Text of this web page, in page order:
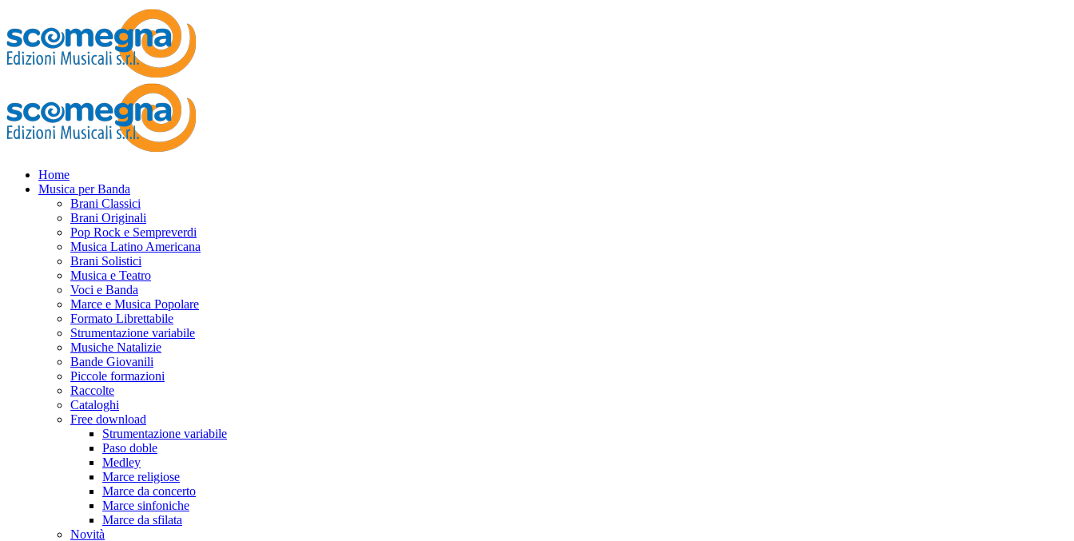
Home
Musica per Banda
Brani Classici
Brani Originali
Pop Rock e Sempreverdi
Musica Latino Americana
Brani Solistici
Musica e Teatro
Voci e Banda
Marce e Musica Popolare
Formato Librettabile
Strumentazione variabile
Musiche Natalizie
Bande Giovanili
Piccole formazioni
Raccolte
Cataloghi
Free download
Strumentazione variabile
Paso doble
Medley
Marce religiose
Marce da concerto
Marce sinfoniche
Marce da sfilata
Novità